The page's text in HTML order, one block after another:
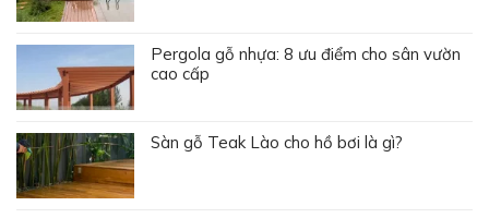
Pergola gỗ nhựa: 8 ưu điểm cho sân vườn
cao cấp
Sàn gỗ Teak Lào cho hồ bơi là gì?